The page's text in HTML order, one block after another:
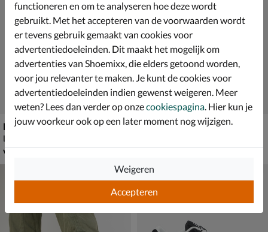
New Balance 480
Lage sneakers - grijs
vanaf € 69,99
v.a.69,99
New Balance 2002
van € 119,99 voor € 83,99
119, 83,99
functioneren en om te analyseren hoe deze wordt
gebruikt. Met het accepteren van de voorwaarden wordt
er tevens gebruik gemaakt van cookies voor
advertentiedoeleinden. Dit maakt het mogelijk om
advertenties van Shoemixx, die elders getoond worden,
voor jou relevanter te maken. Je kunt de cookies voor
advertentiedoeleinden indien gewenst weigeren. Meer
weten? Lees dan verder op onzecookiespagina. Hier kun je
jouw voorkeur ook op een later moment nog wijzigen.
Accepteren
Weigeren